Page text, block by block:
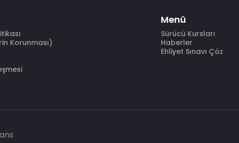
Korunması)
Menü
Sürücü Kursları
Haberler
Ehliyet Sınavı Çöz